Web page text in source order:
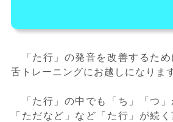
「た行」の発音を改善するため
舌トレーニングにお越しになります
「た行」の中でも「ち」「つ」
「ただなど」など「た行」が続